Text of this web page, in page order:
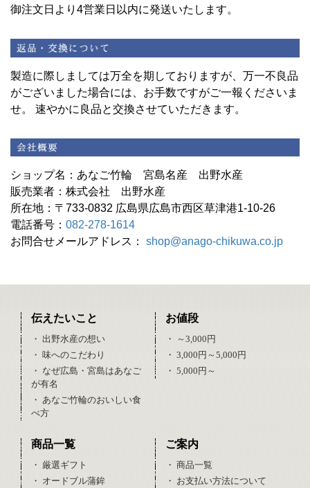
御注文日より4営業日以内に発送いたします。
製造に際しましては万全を期しておりますが、万一不良品
がございました場合には、お手数ですがご一報くださいま
せ。 速やかに良品と交換させていただきます。
ショップ名：あなご竹輪 宮島名産 出野水産
販売業者：株式会社 出野水産
所在地：〒733-0832 広島県広島市西区草津港1-10-26
電話番号： 082-278-1614
お問合せメールアドレス： shop@anago-chikuwa.co.jp
伝えたいこと
・ 出野水産の想い
・ 味へのこだわり
・ なぜ広島・宮島はあなご
が有名
・ あなご竹輪のおいしい食
べ方
お値段
・ ～3,000円
・ 3,000円～5,000円
・ 5,000円～
商品一覧
・ 厳選ギフト
・ オードブル蒲鉾
ご案内
・ 商品一覧
・ お支払い方法について